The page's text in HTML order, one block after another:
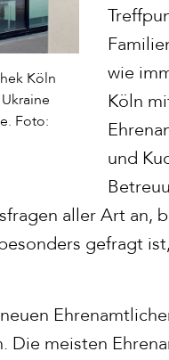
Köln
Foto:
wie
Köln
und
aller Art an,
gefragt
meisten